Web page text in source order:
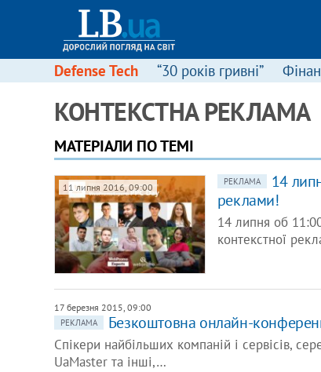
Defense Tech “30 років гривні”
КОНТЕКСТНА РЕКЛАМА
МАТЕРІАЛИ ПО ТЕМІ
11 липня 2016, 09:00 РЕКЛАМА
14
реклами!
14 липня об
контекстної
17 березня 2015, 09:00
РЕКЛАМА Безкоштовна онлайн-
Спікери найбільших компаній і сервісів,
UaMaster та інші,…